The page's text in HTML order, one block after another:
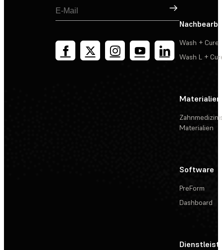
Registrieren
Wash + Cure
Wash L +
Materialien
Materialien
Software
PreForm
Dashboard